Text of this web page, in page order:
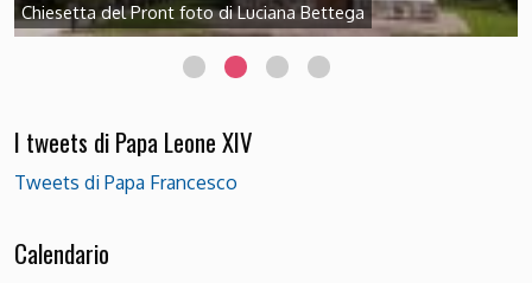
Chiesetta del Pront foto di Luciana Bettega
I tweets di Papa Leone XIV
Tweets di Papa Francesco
Calendario